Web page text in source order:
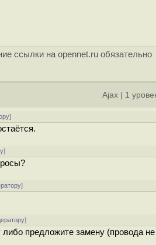
ссылки на opennet.ru обязательно
Ajax 1
]
]
]
]
предложите замену (провода не